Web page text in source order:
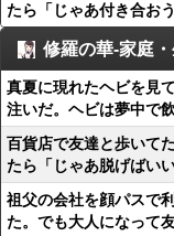
たら「じゃあ付き合お
修羅の華-家庭
真夏に現れたヘビを見
注いだ。ヘビは夢中で
百貨店で友達と歩いて
たら「じゃあ脱げばい
祖父の会社を顔パスで
た。でも大人になって